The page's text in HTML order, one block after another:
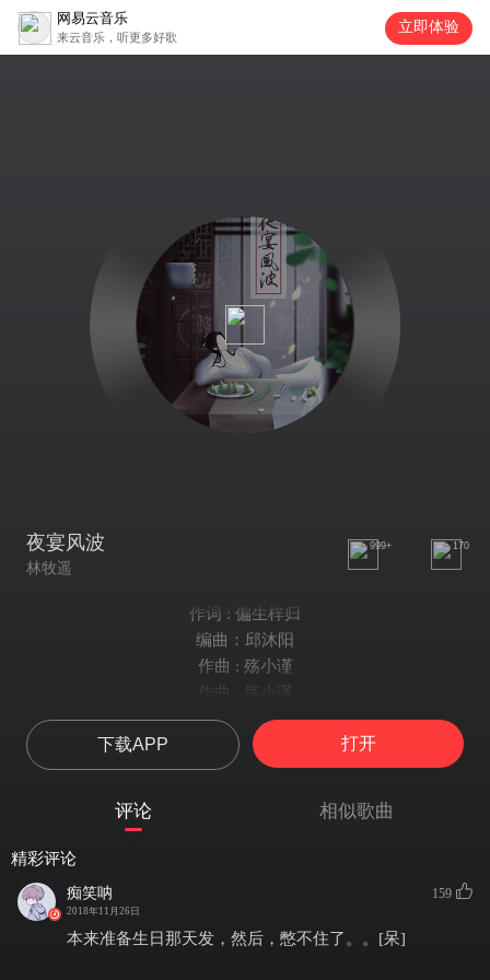
网易云音乐
来云音乐，听更多好歌
立即体验
夜宴风波
林牧遥
999+ 170
作词 : 偏生梓归
编曲：邱沐阳
作曲 : 殇小谨
作曲 : 殇小谨
作词 : 偏生梓归
琵琶声动荡玄机被暗藏 谁在唱
你和我针锋可有下一场
那是假装 我本就该放浪
下载APP 打开
评论 相似歌曲
精彩评论
痴笑呐
2018年11月26日
159
本来准备生日那天发，然后，憋不住了。。[呆]